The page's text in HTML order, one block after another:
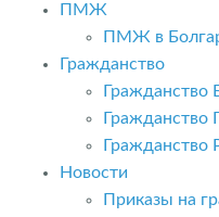
ПМЖ
ПМЖ в
Гражданство
Гражданство
Гражданство
Гражданство
Новости
Приказы на